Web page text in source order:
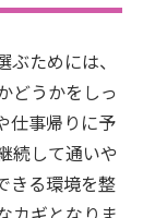
ためには、
どうかをしっ
仕事帰りに予
続して通いや
きる環境を整